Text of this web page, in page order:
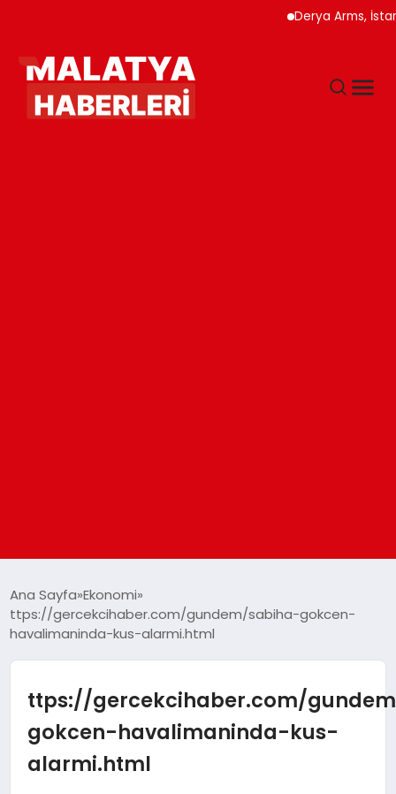
Derya Arms, İstanbul
GÜNDEM
DÜNYA
EĞITIM
Ana Sayfa Ekonomi
ttps://gercekcihaber.com/gundem/sabiha-gokcen-
havalimaninda-kus-alarmi.html
ttps://gercekcihaber.com/
gokcen-havalimaninda-kus-
alarmi.html